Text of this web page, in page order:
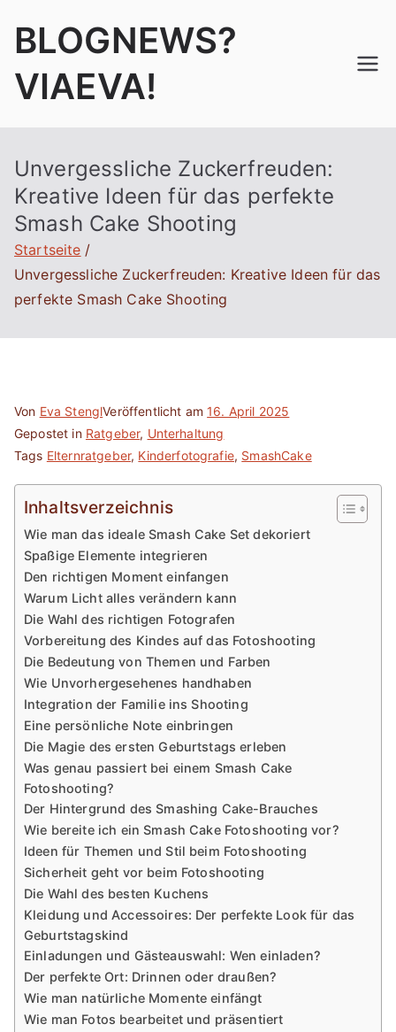
InhaltBLOGNEWS?
VIAEVA!
Unvergessliche Zuckerfreuden:
Kreative Ideen für das perfekte
Smash Cake Shooting
Startseite
Unvergessliche Zuckerfreuden: Kreative Ideen für das
perfekte Smash Cake Shooting
Von Eva StenglVeröffentlicht am16. April 2025
Gepostet in Ratgeber, Unterhaltung
Tags Elternratgeber, Kinderfotografie, SmashCake
Inhaltsverzeichnis
Wie man das ideale Smash Cake Set dekoriert
Spaßige Elemente integrieren
Den richtigen Moment einfangen
Warum Licht alles verändern kann
Die Wahl des richtigen Fotografen
Vorbereitung des Kindes auf das Fotoshooting
Die Bedeutung von Themen und Farben
Wie Unvorhergesehenes handhaben
Integration der Familie ins Shooting
Eine persönliche Note einbringen
Die Magie des ersten Geburtstags erleben
Was genau passiert bei einem Smash Cake
Fotoshooting?
Der Hintergrund des Smashing Cake-Brauches
Wie bereite ich ein Smash Cake Fotoshooting vor?
Ideen für Themen und Stil beim Fotoshooting
Sicherheit geht vor beim Fotoshooting
Die Wahl des besten Kuchens
Kleidung und Accessoires: Der perfekte Look für das
Geburtstagskind
Einladungen und Gästeauswahl: Wen einladen?
Der perfekte Ort: Drinnen oder draußen?
Wie man natürliche Momente einfängt
Wie man Fotos bearbeitet und präsentiert